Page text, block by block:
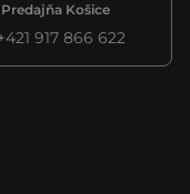
Predajňa Košice
917 866 622